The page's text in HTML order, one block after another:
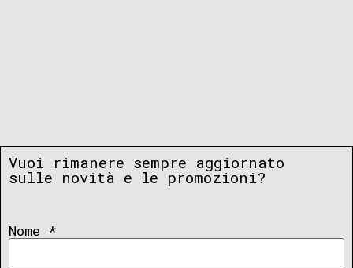
Vuoi rimanere sempre aggiornato
sulle novità e le promozioni?
Nome *